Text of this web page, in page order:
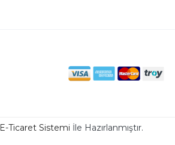
E-Ticaret Sistemi İle Hazırlanmıştır.